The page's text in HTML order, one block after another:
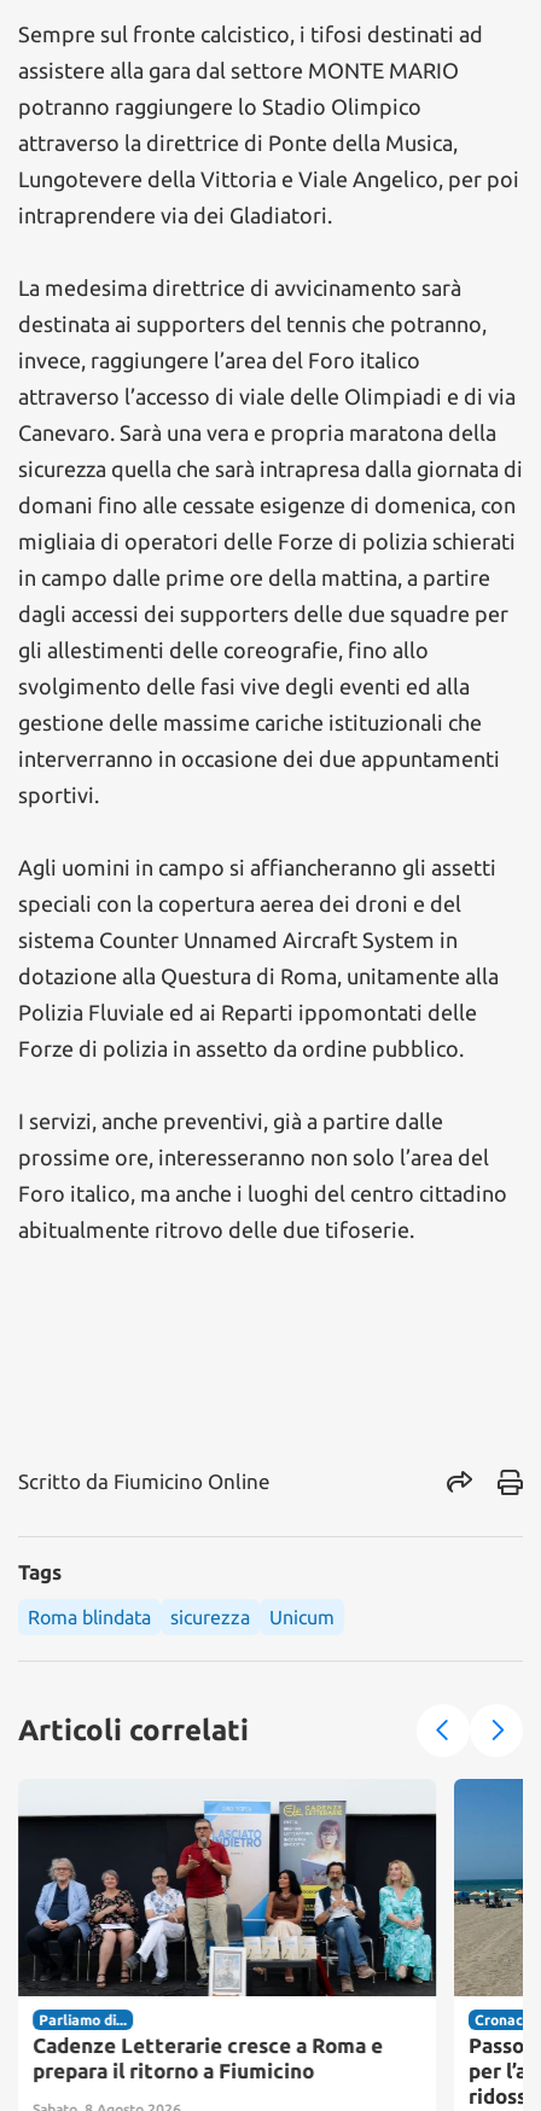
Sempre sul fronte calcistico, i tifosi destinati ad
assistere alla gara dal settore MONTE MARIO
potranno raggiungere lo Stadio Olimpico
attraverso la direttrice di Ponte della Musica,
Lungotevere della Vittoria e Viale Angelico, per poi
intraprendere via dei Gladiatori.
La medesima direttrice di avvicinamento sarà
destinata ai supporters del tennis che potranno,
invece, raggiungere l’area del Foro italico
attraverso l’accesso di viale delle Olimpiadi e di via
Canevaro. Sarà una vera e propria maratona della
sicurezza quella che sarà intrapresa dalla giornata di
domani fino alle cessate esigenze di domenica, con
migliaia di operatori delle Forze di polizia schierati
in campo dalle prime ore della mattina, a partire
dagli accessi dei supporters delle due squadre per
gli allestimenti delle coreografie, fino allo
svolgimento delle fasi vive degli eventi ed alla
gestione delle massime cariche istituzionali che
interverranno in occasione dei due appuntamenti
sportivi.
Agli uomini in campo si affiancheranno gli assetti
speciali con la copertura aerea dei droni e del
sistema Counter Unnamed Aircraft System in
dotazione alla Questura di Roma, unitamente alla
Polizia Fluviale ed ai Reparti ippomontati delle
Forze di polizia in assetto da ordine pubblico.
I servizi, anche preventivi, già a partire dalle
prossime ore, interesseranno non solo l’area del
Foro italico, ma anche i luoghi del centro cittadino
abitualmente ritrovo delle due tifoserie.
Scritto da Fiumicino Online
Tags
Roma blindata sicurezza Unicum
Articoli correlati
Parliamo di...
Cadenze Letterarie cresce a Roma e
prepara il ritorno a Fiumicino
Cronaca
per